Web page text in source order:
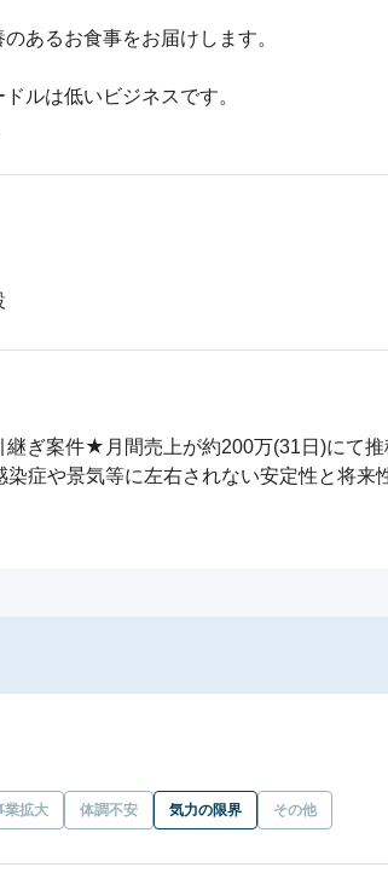
あるお食事をお届けします。
ルは低いビジネスです。
ぎ案件★月間売上が約200万(31日)にて
症や景気等に左右されない安定性と将来
業拡大 体調不安 気力の限界 その他